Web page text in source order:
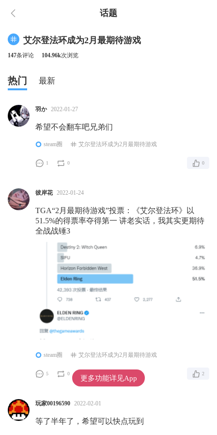
话题
艾尔登法环成为2月最期待游戏
147条评论 104.96k次浏览
热门 最新
羽か 2022-01-27
希望不会翻车吧兄弟们
steam圈 艾尔登法环成为2月最期待游戏
1 0 0
彼岸花 2022-01-24
TGA“2月最期待游戏”投票：《艾尔登法环》以
51.5%的得票率夺得第一 讲老实话，我其实更期待
全战战锤3
steam圈 艾尔登法环成为2月最期待游戏
5 0 2
玩家00196590 2022-02-01
等了半年了，希望可以快点玩到
更多功能详见App